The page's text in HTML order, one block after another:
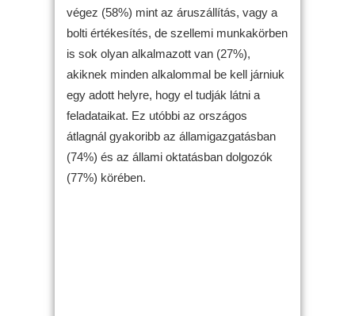
végez (58%) mint az áruszállítás, vagy a
bolti értékesítés, de szellemi munkakörben
is sok olyan alkalmazott van (27%),
akiknek minden alkalommal be kell járniuk
egy adott helyre, hogy el tudják látni a
feladataikat. Ez utóbbi az országos
átlagnál gyakoribb az államigazgatásban
(74%) és az állami oktatásban dolgozók
(77%) körében.